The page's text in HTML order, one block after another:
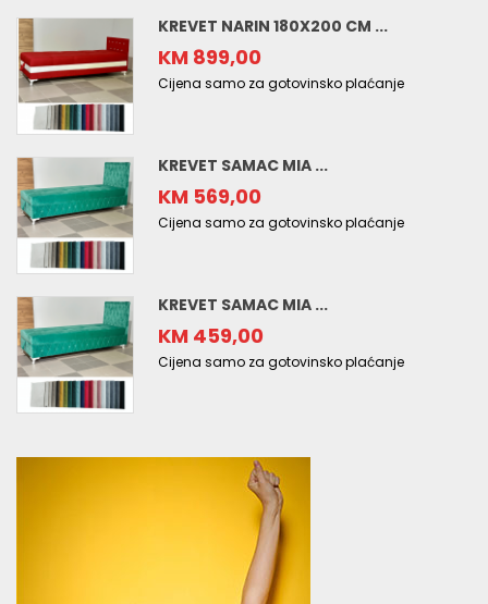
KREVET NARIN 180X200 CM ...
KM 899,00
Cijena samo za gotovinsko plaćanje
KREVET SAMAC MIA ...
KM 569,00
Cijena samo za gotovinsko plaćanje
KREVET SAMAC MIA ...
KM 459,00
Cijena samo za gotovinsko plaćanje